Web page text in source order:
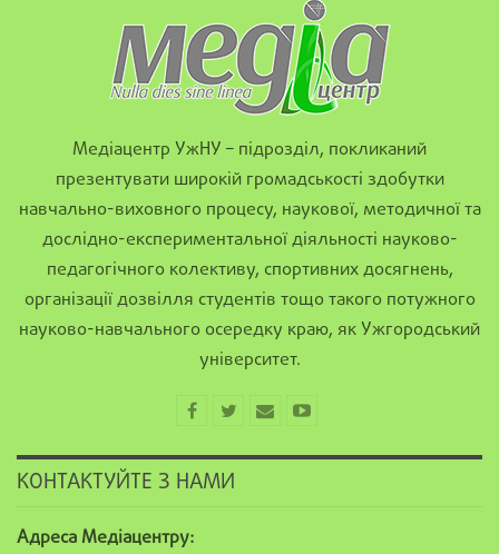
Медіацентр УжНУ – підрозділ, покликаний
презентувати широкій громадськості здобутки
навчально-виховного процесу, наукової, методичної та
дослідно-експериментальної діяльності науково-
педагогічного колективу, спортивних досягнень,
організації дозвілля студентів тощо такого потужного
науково-навчального осередку краю, як Ужгородський
університет.
КОНТАКТУЙТЕ З НАМИ
Адреса Медіацентру: